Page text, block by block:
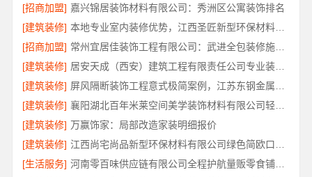
[招商加盟] 嘉兴锦居装饰材料有限公司：秀洲区公寓装饰排名
[建筑装修]
本地专业室内装修优势，江西圣匠新型环保材料有限公司详解
[招商加盟]
常州宜居佳装饰工程有限公司：武进全包装修施工专业可靠
[建筑装修]
居安天成（西安）建筑工程有限责任公司专业装修西安平层免费量房
[建筑装修]
[建筑装修]
襄阳湖北百年米莱空间美学装饰材料有限公司轻奢风设计装修
[建筑装修] 万赢饰家：局部改造家装明细报价
[建筑装修]
[生活服务]
河南零百味供应链有限公司全程护航量贩零食铺无忧经营